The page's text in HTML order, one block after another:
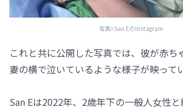
写真=San EのInstagram
これと共に公開した写真では、彼が赤ち
妻の横で泣いているような様子が映って
San Eは2022年、2歳年下の一般人女性と